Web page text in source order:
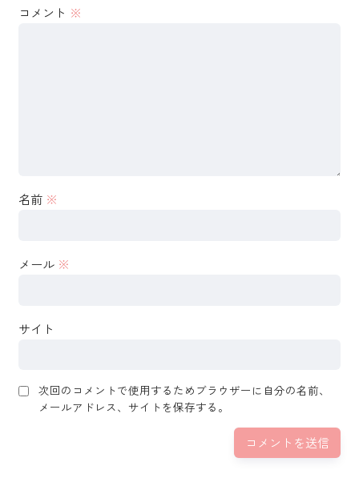
コメント ※
名前 ※
メール ※
サイト
次回のコメントで使用するためブラウザーに自分の名前、
メールアドレス、サイトを保存する。